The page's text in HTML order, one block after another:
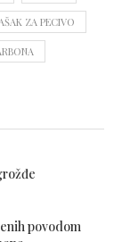
ZA PECIVO
povodom